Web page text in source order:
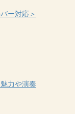
ー対応＞
力や演奏